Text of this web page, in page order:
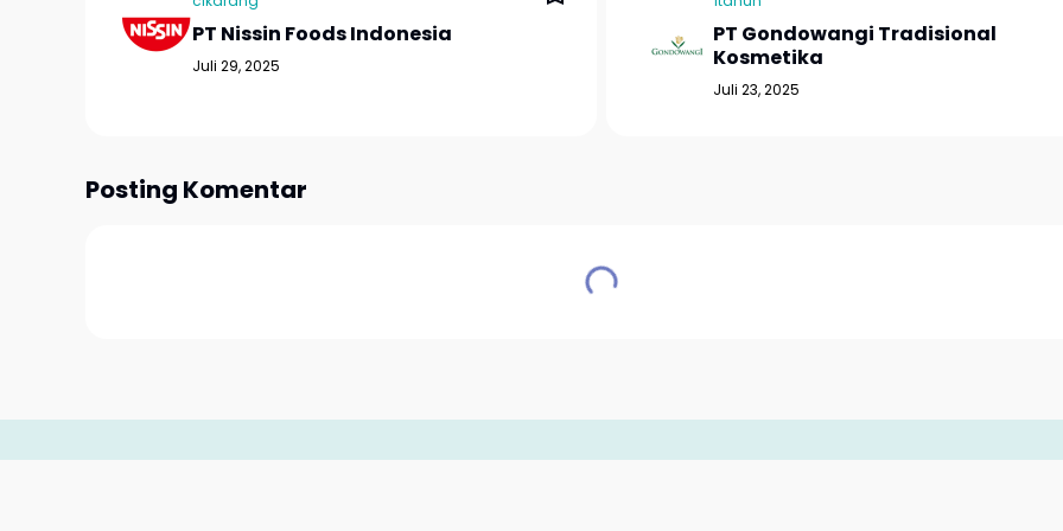
PT Nissin Foods Indonesia
Juli 29, 2025
PT Gondowangi Tradisional
Kosmetika
Juli 23, 2025
Posting Komentar